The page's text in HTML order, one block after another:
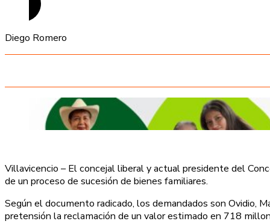
Diego Romero
Villavicencio – El concejal liberal y actual presidente del
de un proceso de sucesión de bienes familiares.
Según el documento radicado, los demandados son Ovidio,
pretensión la reclamación de un valor estimado en 718